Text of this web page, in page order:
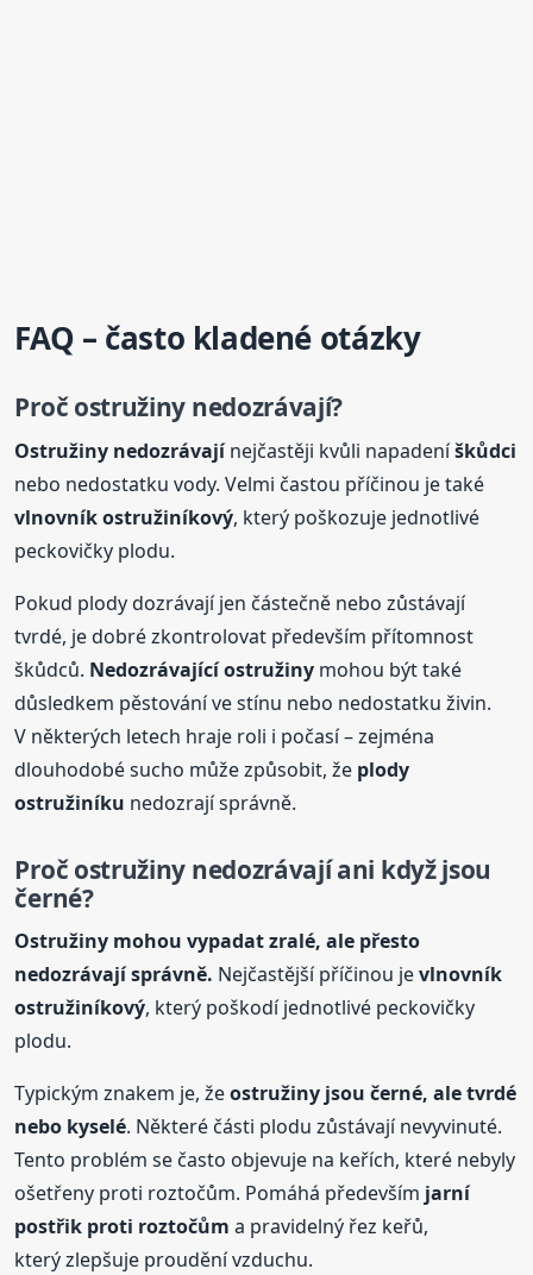
FAQ – často kladené otázky
Pročostružiny nedozrávají?
Ostružiny nedozrávajínejčastěji kvůli napadeníškůdci
nebo nedostatku vody. Velmi častou příčinou je také
vlnovník ostružiníkový, který poškozuje jednotlivé
peckovičky plodu.
Pokud plody dozrávají jen částečně nebo zůstávají
tvrdé, je dobré zkontrolovat především přítomnost
škůdců. Nedozrávajícíostružiny mohou být také
důsledkem pěstování ve stínu nebo nedostatku živin.
V některých letech hraje roli i počasí – zejména
dlouhodobé sucho může způsobit, že plody
ostružiníku nedozrají správně.
Pročostružiny nedozrávají ani když jsou
černé?
Ostružiny mohou vypadat zralé, ale přesto
nedozrávají správně. Nejčastější příčinou jevlnovník
ostružiníkový, který poškodí jednotlivé peckovičky
plodu.
Typickým znakem je, žeostružiny jsou černé, ale tvrdé
nebo kyselé. Některé části plodu zůstávají nevyvinuté.
Tento problém se často objevuje na keřích, které nebyly
ošetřeny proti roztočům. Pomáhá především jarní
postřik proti roztočům a pravidelný řez keřů,
který zlepšuje proudění vzduchu.